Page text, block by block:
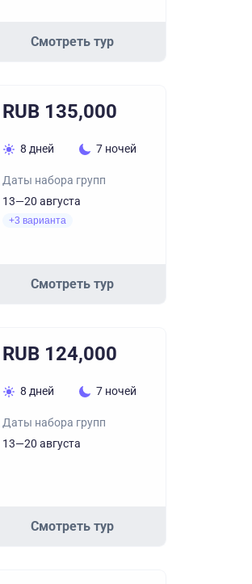
Смотреть тур
RUB 135,000
8 дней 7 ночей
Даты набора групп
13—20 августа
+3 варианта
Смотреть тур
RUB 124,000
8 дней 7 ночей
Даты набора групп
13—20 августа
Смотреть тур